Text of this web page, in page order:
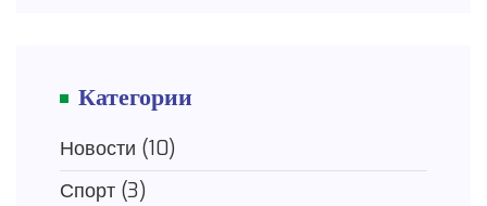
Категории
Новости (10)
Спорт (3)